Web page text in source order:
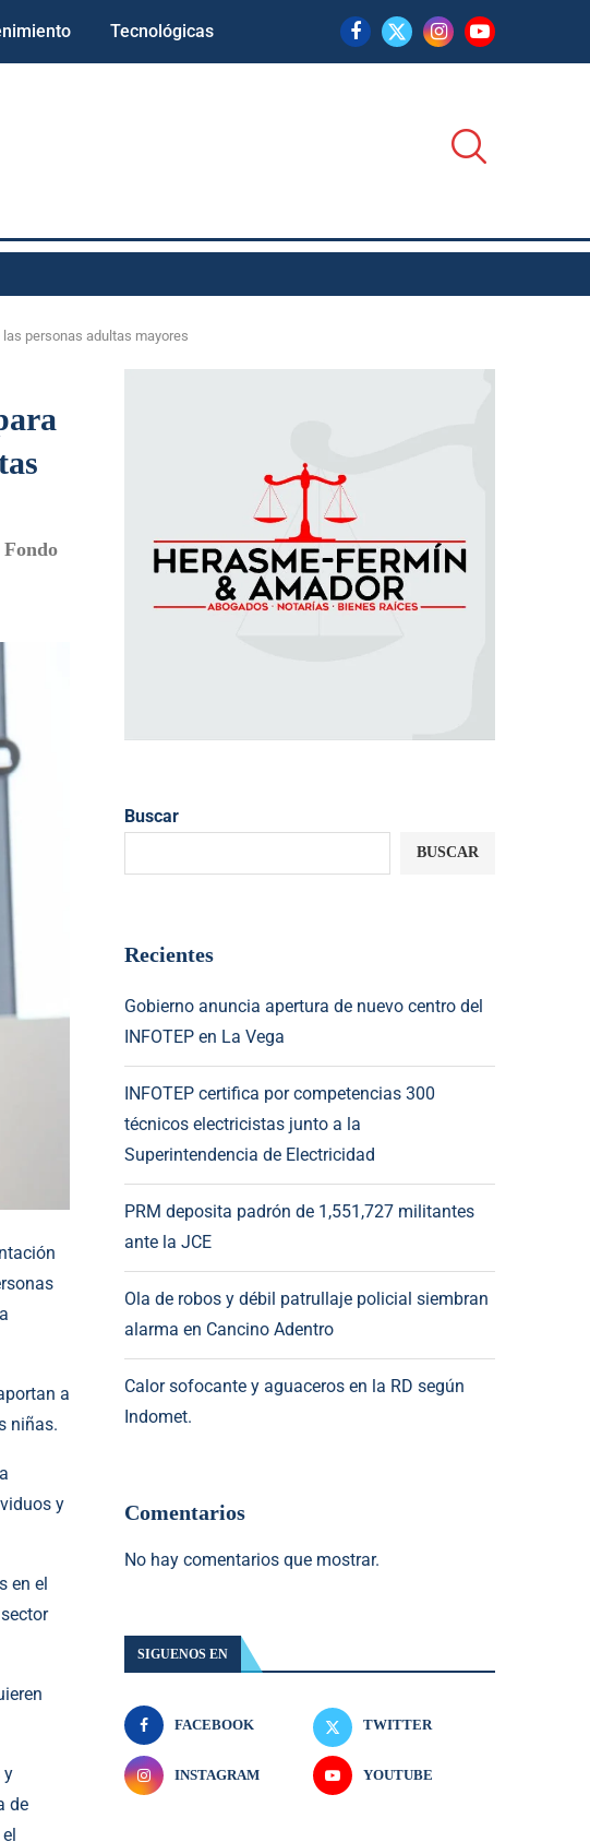
Tecnológicas
personas adultas mayores
a
niñas.
y
en el
y
de
Buscar
BUSCAR
Recientes
Gobierno anuncia apertura de nuevo centro del
INFOTEP en La Vega
INFOTEP certifica por competencias 300
técnicos electricistas junto a la
Superintendencia de Electricidad
PRM deposita padrón de 1,551,727 militantes
ante la JCE
Ola de robos y débil patrullaje policial siembran
alarma en Cancino Adentro
Calor sofocante y aguaceros en la RD según
Indomet.
Comentarios
No hay comentarios que mostrar.
SIGUENOS EN
FACEBOOK TWITTER
INSTAGRAM YOUTUBE